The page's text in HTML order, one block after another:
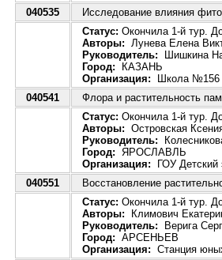
040535
Исследование влияния
Статус: Окончила 1-й тур.
Авторы: Лунева Елена
Руководитель: Шишкина
Город: КАЗАНЬ
Организация: Школа №156
040541
Флора и растительность
Статус: Окончила 1-й тур.
Авторы: Островская
Руководитель:
Город: ЯРОСЛАВЛЬ
Организация: ГОУ Детский
040551
Восстановление
Статус: Окончила 1-й тур.
Авторы: Климович
Руководитель: Верига
Город: АРСЕНЬЕВ
Организация: Станция